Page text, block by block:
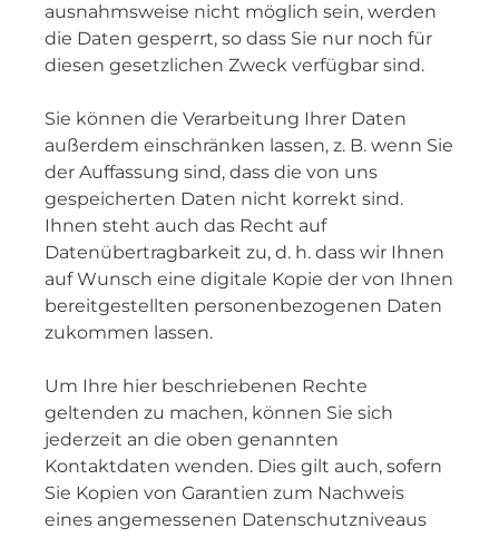
ausnahmsweise nicht möglich sein, werden
die Daten gesperrt, so dass Sie nur noch für
diesen gesetzlichen Zweck verfügbar sind.
Sie können die Verarbeitung Ihrer Daten
außerdem einschränken lassen, z. B. wenn Sie
der Auffassung sind, dass die von uns
gespeicherten Daten nicht korrekt sind.
Ihnen steht auch das Recht auf
Datenübertragbarkeit zu, d. h. dass wir Ihnen
auf Wunsch eine digitale Kopie der von Ihnen
bereitgestellten personenbezogenen Daten
zukommen lassen.
Um Ihre hier beschriebenen Rechte
geltenden zu machen, können Sie sich
jederzeit an die oben genannten
Kontaktdaten wenden. Dies gilt auch, sofern
Sie Kopien von Garantien zum Nachweis
eines angemessenen Datenschutzniveaus